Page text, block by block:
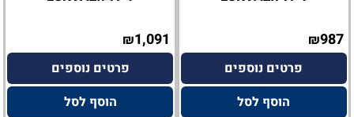
₪987
פרטים נוספים
הוסף לסל
₪1,091
פרטים נוספים
הוסף לסל